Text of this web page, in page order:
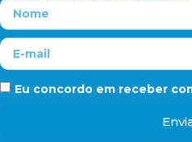
Eu concordo em receber